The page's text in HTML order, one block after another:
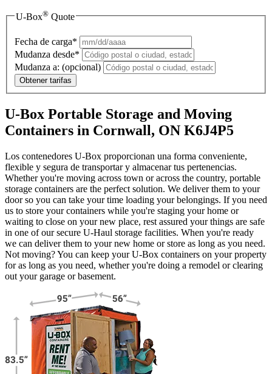
U-Box® Quote
Fecha de carga*
Mudanza desde*
Mudanza a: (opcional)
Obtener tarifas
U-Box Portable Storage and Moving
Containers in Cornwall, ON K6J4P5
Los contenedores U-Box proporcionan una forma conveniente,
flexible y segura de transportar y almacenar tus pertenencias.
Whether you're moving across town or across the country, portable
storage containers are the perfect solution. We deliver them to your
door so you can take your time loading your belongings. If you need
us to store your containers while you're staging your home or
waiting to close on your new place, rest assured your things are safe
in one of our secure U-Haul storage facilities. When you're ready
we can deliver them to your new home or store as long as you need.
Not moving? You can keep yourU-Box containers on your property
for as long as you need, whether you're doing a remodel or clearing
out your garage or basement.